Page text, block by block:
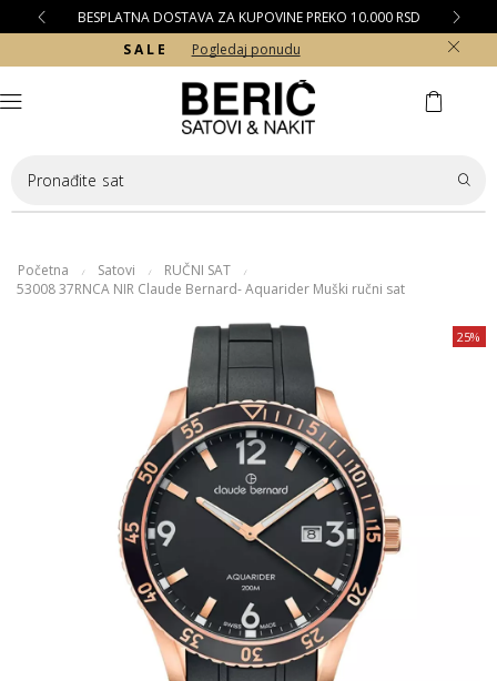
BESPLATNA DOSTAVA ZA KUPOVINE PREKO 10.000 RSD
S A L E
Pogledaj ponudu
Pronađite sat
Početna / Satovi / RUČNI SAT /
53008 37RNCA NIR Claude Bernard- Aquarider Muški ručni sat
25%